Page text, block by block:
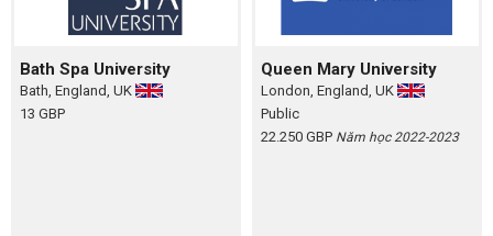
Bath Spa University
Bath, England, UK
13 GBP
Queen Mary University
London, England, UK
Public
22.250 GBP Năm học 2022-2023